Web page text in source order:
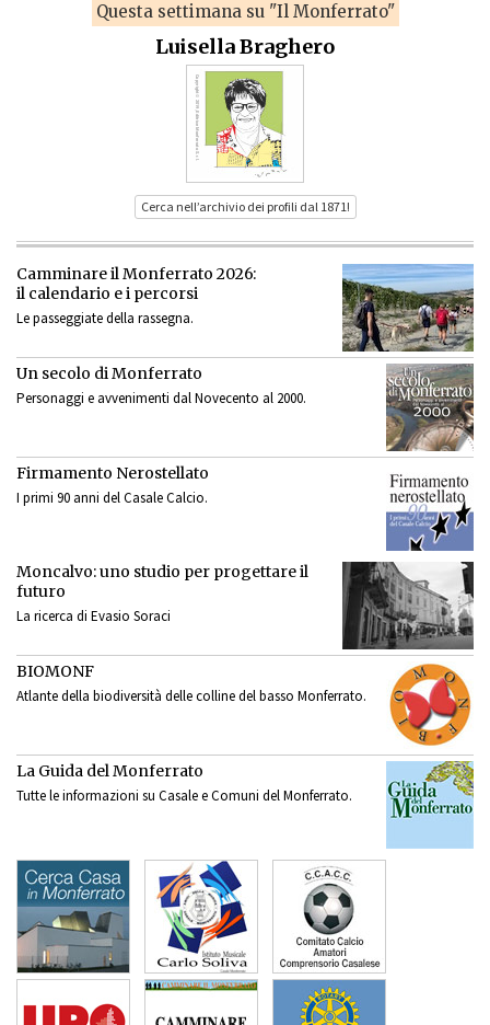
Questa settimana su "Il Monferrato"
Luisella Braghero
Cerca nell’archivio dei profili dal 1871!
Camminare il Monferrato 2026:
il calendario e i percorsi
Le passeggiate della rassegna.
Un secolo di Monferrato
Personaggi e avvenimenti dal Novecento al 2000.
Firmamento Nerostellato
I primi 90 anni del Casale Calcio.
Moncalvo: uno studio per progettare il
futuro
La ricerca di Evasio Soraci
BIOMONF
Atlante della biodiversità delle colline del basso Monferrato.
La Guida del Monferrato
Tutte le informazioni su Casale e Comuni del Monferrato.